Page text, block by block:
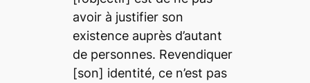
avoir à justifier son
existence auprès d’autant
de personnes. Revendiquer
[son] identité, ce n’est pas